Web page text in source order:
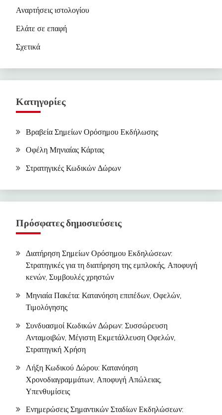
Αναρτήσεις ιστολογίου
Ελάτε σε επαφή
Σχετικά
Κατηγορίες
Βραβεία Σημείων Ορόσημου Εκδήλωσης
Οφέλη Μηνιαίας Κάρτας
Στρατηγικές Κωδικών Δώρων
Πρόσφατες δημοσιεύσεις
Διατήρηση Σημείων Ορόσημου Εκδηλώσεων:
Στρατηγικές για τη διατήρηση της εμπλοκής, Αποφυγή
κενών, Συμβουλές χρηστών
Μηνιαία Πακέτα: Κατανόηση επιπέδων, Οφελών,
Τιμολόγησης
Συνδυασμοί Κωδικών Δώρων: Συσσώρευση
Ανταμοιβών, Μέγιστη Εκμετάλλευση Οφελών,
Στρατηγική Χρήση
Λήξη Κωδικού Δώρου: Κατανόηση
Χρονοδιαγραμμάτων, Αποφυγή Απώλειας,
Υπενθυμίσεις
Ενημερώσεις Σημαντικών Σταδίων Εκδηλώσεων: